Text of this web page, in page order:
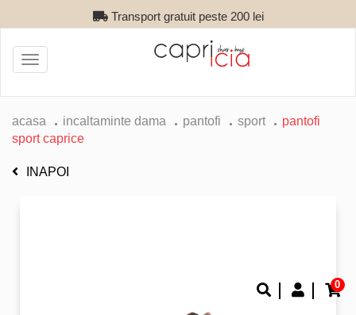
Transport gratuit peste 200 lei
0
Toggle
navigation
acasa incaltaminte dama pantofi sport
pantofi
sport caprice
INAPOI